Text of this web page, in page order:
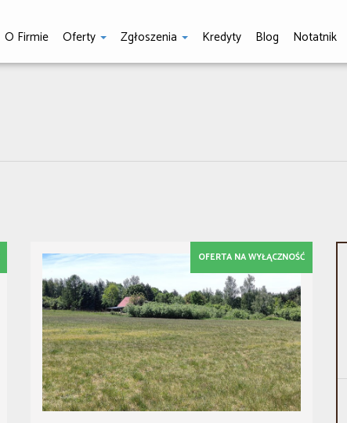
O Firmie Oferty Zgłoszenia Kredyty Blog Notatnik
OFERTA NA WYŁĄCZNOŚĆ